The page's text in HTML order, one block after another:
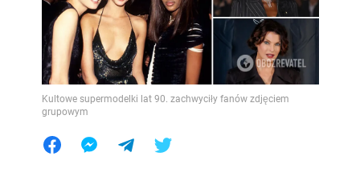
Kultowe supermodelki lat 90. zachwyciły fanów zdjęciem
grupowym